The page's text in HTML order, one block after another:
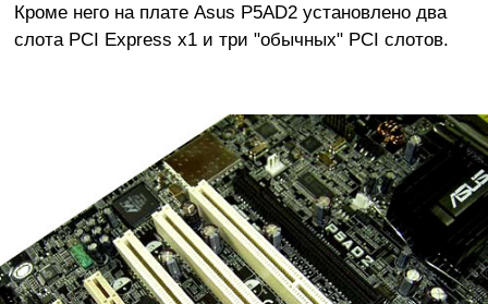
Кроме него на плате Asus P5AD2 установлено два
слота PCI Express x1 и три "обычных" PCI слотов.